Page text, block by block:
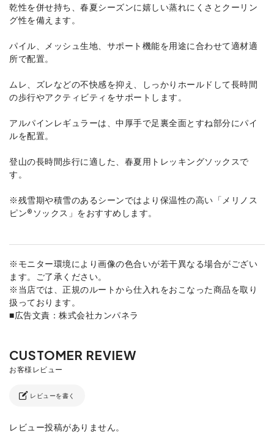
乾性を併せ持ち、春夏シーズンに嬉しい蒸れにくさとクーリン
グ性を備えます。
パイル、メッシュ生地、サポート機能を用途に合わせて適材適
所で配置。
ムレ、ズレなどの不快感を抑え、しっかりホールドして長時間
の歩行やアクティビティをサポートします。
アルパインレギュラーは、中厚手で足裏全面とすね部分にパイ
ルを配置。
登山の長時間歩行に適した、春夏用トレッキングソックスで
す。
※残雪期や積雪のあるシーンではより保温性の高い「メリノス
ピン®ソックス」をおすすめします。
※モニター環境により画像の色合いが若干異なる場合がござい
ます。ご了承ください。
※当店では、正規のルートから仕入れをおこなった商品を取り
扱っております。
■広告文責：株式会社カンパネラ
レビューを書く
レビュー投稿がありません。